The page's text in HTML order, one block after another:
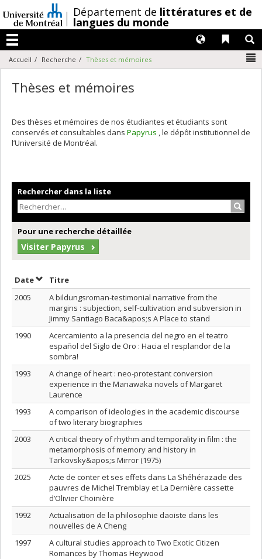
au
contenu
/Département de littératures et de
langues du monde
Menu
Liens
Langues
Accueil Recherche Thèses et mémoires
Thèses et mémoires
Des thèses et mémoires de nos étudiantes et étudiants sont
conservés et consultables dans Papyrus , le dépôt institutionnel de
l’Université de Montréal.
Rechercher dans la liste
Pour une recherche détaillée
Visiter Papyrus
DateTrier par date en ordre croissant
Titre
2005
A bildungsroman-testimonial narrative from the
margins : subjection, self-cultivation and subversion in
Jimmy Santiago Baca&apos;s A Place to stand
1990
Acercamiento a la presencia del negro en el teatro
español del Siglo de Oro : Hacia el resplandor de la
sombra!
1993
A change of heart : neo-protestant conversion
experience in the Manawaka novels of Margaret
Laurence
1993
A comparison of ideologies in the academic discourse
of two literary biographies
2003
A critical theory of rhythm and temporality in film : the
metamorphosis of memory and history in
Tarkovsky&apos;s Mirror (1975)
2025
Acte de conter et ses effets dans La Shéhérazade des
pauvres de Michel Tremblay et La Dernière cassette
d’Olivier Choinière
1992
Actualisation de la philosophie daoiste dans les
nouvelles de A Cheng
1997
A cultural studies approach to Two Exotic Citizen
Romances by Thomas Heywood